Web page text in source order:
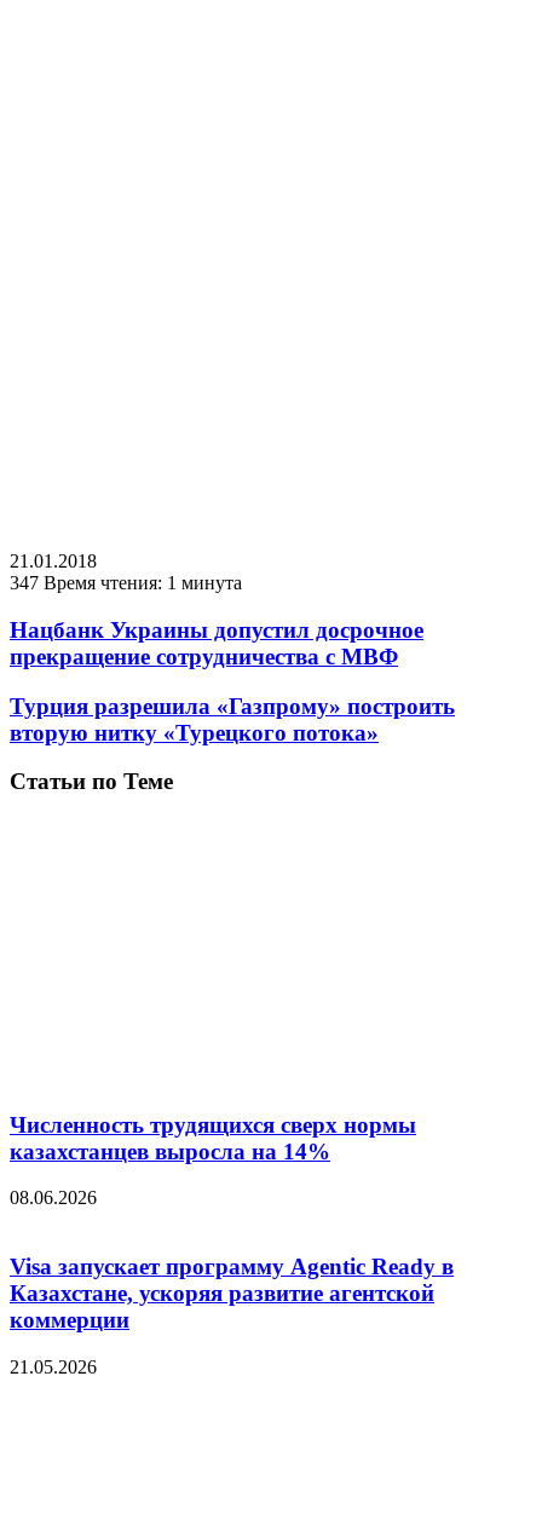
21.01.2018
347 Время чтения: 1 минута
Нацбанк Украины допустил досрочное
прекращение сотрудничества с МВФ
Турция разрешила «Газпрому» построить
вторую нитку «Турецкого потока»
Статьи по Теме
Численность трудящихся сверх нормы
казахстанцев выросла на 14%
08.06.2026
Visa запускает программу Agentic Ready в
Казахстане, ускоряя развитие агентской
коммерции
21.05.2026